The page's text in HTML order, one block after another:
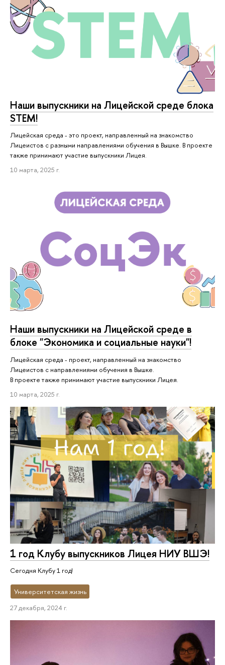
Наши выпускники на Лицейской среде блока
STEM!
Лицейская среда - это проект, направленный на знакомство
Лицеистов с разными направлениями обучения в Вышке. В проекте
также принимают участие выпускники Лицея.
10 марта, 2025 г.
Наши выпускники на Лицейской среде в
блоке "Экономика и социальные науки"!
Лицейская среда - проект, направленный на знакомство
Лицеистов с направлениями обучения в Вышке.
В проекте также принимают участие выпускники Лицея.
10 марта, 2025 г.
1 год Клубу выпускников Лицея НИУ ВШЭ!
Сегодня Клубу 1 год!
Университетская жизнь
27 декабря, 2024 г.